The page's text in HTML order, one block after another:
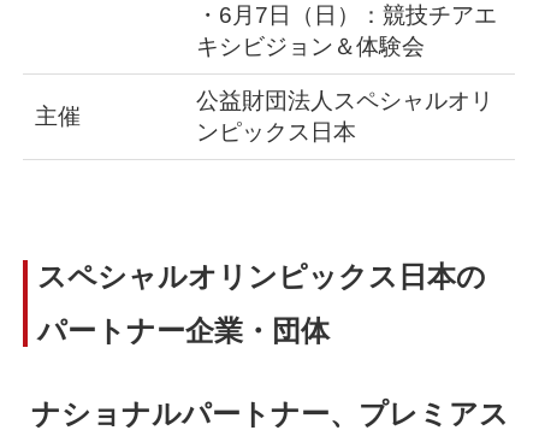
・6月7日（日）：競技チアエ
キシビジョン＆体験会
主催
公益財団法人スペシャルオリ
ンピックス日本
スペシャルオリンピックス日本の
パートナー企業・団体
ナショナルパートナー、プレミアス